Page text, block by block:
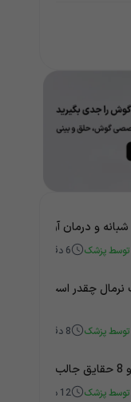
و درمان آن +
توسط پزشک 6 دقیقه
نرمال چقدر است؟ چه
توسط پزشک 8 دقیقه
توسط پزشک 12 دقیقه